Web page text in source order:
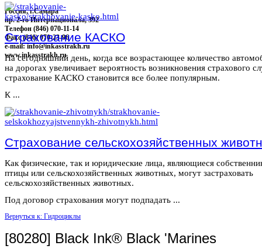
Россия, г.Самара
пр. 2-го Интернационала, 392
Телефон (846) 070-11-14
Факс (846) 070-23-96
e-mail: info@inkasstrakh.ru
www.inkasstrakh.ru
Страхование КАСКО
На сегодняшний день, когда все возрастающее количество
на дорогах увеличивает вероятность возникновения страхового
страхование КАСКО становится все более популярным.
К ...
Страхование сельскохозяйственных
Как физические, так и юридические лица, являющиеся
птицы или сельскохозяйственных животных, могут застраховать
сельскохозяйственных животных.
Под договор страхования могут подпадать ...
Вернуться к: Гидроциклы
[80280] Black Ink® Black 'Marines